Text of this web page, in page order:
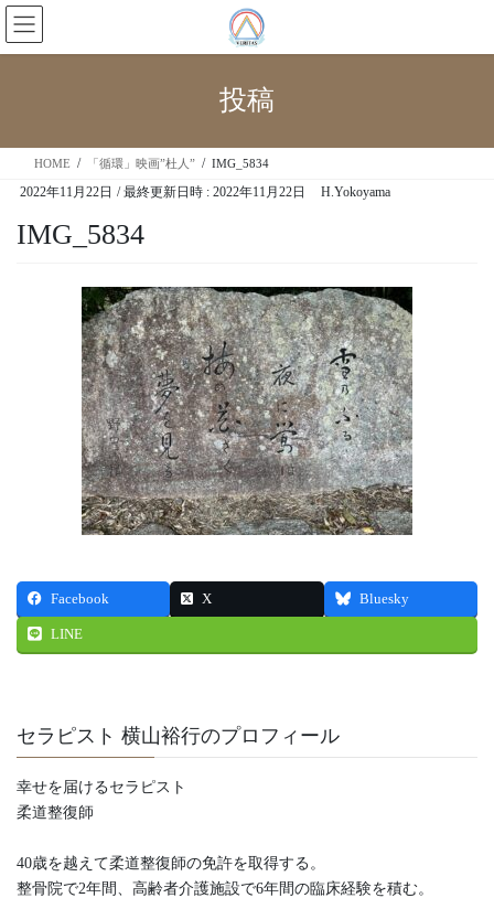
投稿
HOME 「循環」映画”杜人” IMG_5834
2022年11月22日 / 最終更新日時 : 2022年11月22日 H.Yokoyama
IMG_5834
Facebook X Bluesky
LINE
セラピスト 横山裕行のプロフィール
幸せを届けるセラピスト
柔道整復師
40歳を越えて柔道整復師の免許を取得する。
整骨院で2年間、高齢者介護施設で6年間の臨床経験を積む。